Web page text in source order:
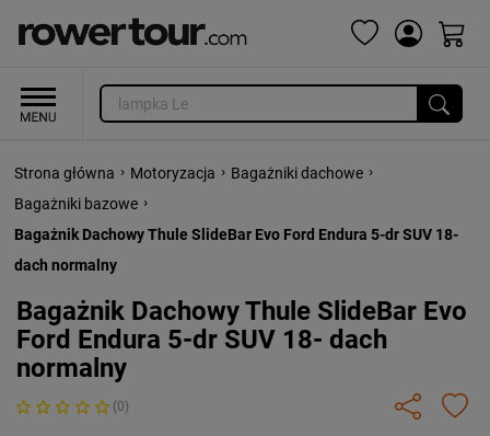
Strona główna › Motoryzacja › Bagażniki dachowe ›
Bagażniki bazowe ›
Bagażnik Dachowy Thule SlideBar Evo Ford Endura 5-dr SUV 18-
dach normalny
Bagażnik Dachowy Thule SlideBar Evo
Ford Endura 5-dr SUV 18- dach
normalny
(0)